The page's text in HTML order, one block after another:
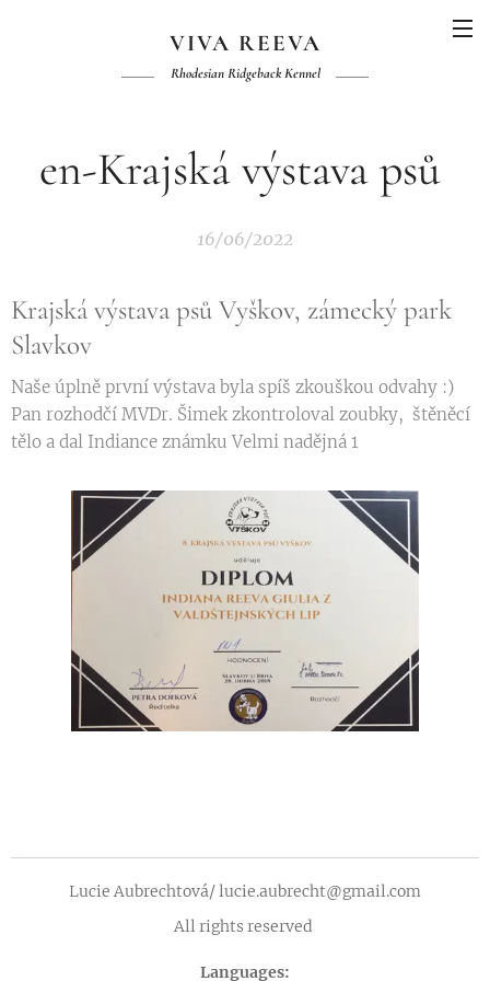
VIVA REEVA
Rhodesian Ridgeback Kennel
en-Krajská výstava psů
16/06/2022
Krajská výstava psů Vyškov, zámecký park
Slavkov
Naše úplně první výstava byla spíš zkouškou odvahy :)
Pan rozhodčí MVDr. Šimek zkontroloval zoubky, štěněcí
tělo a dal Indiance známku Velmi nadějná 1 🥇🏆
Lucie Aubrechtová/ lucie.aubrecht@gmail.com
All rights reserved
Languages